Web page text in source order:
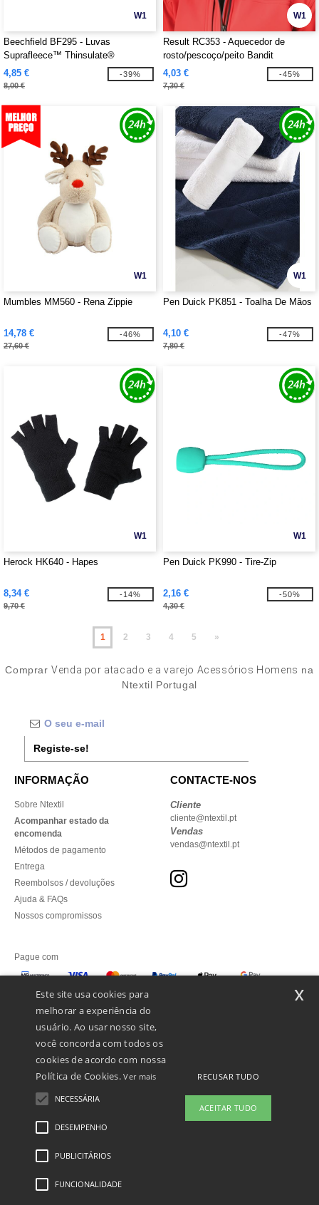
W1
Beechfield BF295 - Luvas
Suprafleece™ Thinsulate®
4,85 €
8,00 €
-39%
W1
Result RC353 - Aquecedor de
rosto/pescoço/peito Bandit
4,03 €
7,30 €
-45%
W1
Mumbles MM560 - Rena Zippie
14,78 €
27,60 €
-46%
W1
Pen Duick PK851 - Toalha De Mãos
4,10 €
7,80 €
-47%
W1
Herock HK640 - Hapes
8,34 €
9,70 €
-14%
W1
Pen Duick PK990 - Tire-Zip
2,16 €
4,30 €
-50%
1 2 3 4 5 »
ComprarVenda por atacado e a varejo Acessórios Homens na
Ntextil Portugal
Registe-se!
INFORMAÇÃO
Sobre Ntextil
Acompanhar estado da
encomenda
Métodos de pagamento
Entrega
Reembolsos / devoluções
Ajuda & FAQs
Nossos compromissos
CONTACTE-NOS
Cliente
cliente@ntextil.pt
Vendas
vendas@ntextil.pt
Pague com
Enviamos com
Menções Legais-Política de Privacidade
Este site usa cookies para
melhorar a experiência do
usuário. Ao usar nosso site,
você concorda com todos os
cookies de acordo com nossa
Política de Cookies.Ver mais
NECESSÁRIA
DESEMPENHO
PUBLICITÁRIOS
FUNCIONALIDADE
RECUSAR TUDO
ACEITAR TUDO
x